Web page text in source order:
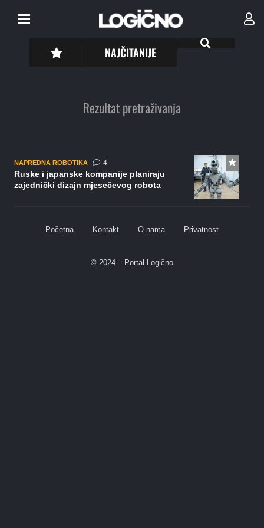
NAJČITANIJE
Rezultat pretraživanja
NAPREDNA ROBOTIKA 4komentara
Ruske i japanske kompanije planiraju
zajednički dizajn mjesečevog robota
Početna Kontakt O nama Privatnost
© 2024 – Portal Logično